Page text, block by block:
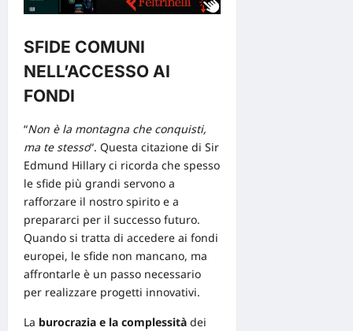
SFIDE COMUNI
NELL’ACCESSO AI
FONDI
“Non è la montagna che conquisti,
ma te stesso“. Questa citazione di Sir
Edmund Hillary ci ricorda che spesso
le sfide più grandi servono a
rafforzare il nostro spirito e a
prepararci per il successo futuro.
Quando si tratta di accedere ai fondi
europei, le sfide non mancano, ma
affrontarle è un passo necessario
per realizzare progetti innovativi.
La burocrazia e la complessità dei